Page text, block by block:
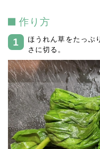
作り方
ほうれん草をたっぷ
さに切る。